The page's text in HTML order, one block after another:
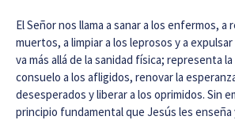
El Señor nos llama a sanar a los enfermos, a
muertos, a limpiar a los leprosos y a
va más allá de la sanidad física; representa
consuelo a los afligidos, renovar la
desesperados y liberar a los oprimidos. Sin
principio fundamental que Jesús les enseña